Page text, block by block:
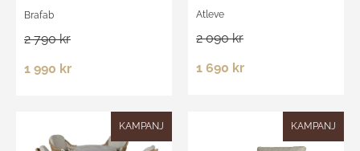
Brafab
2 790 kr
1 990 kr
Atleve
2 090 kr
1 690 kr
KAMPANJ KAMPANJ